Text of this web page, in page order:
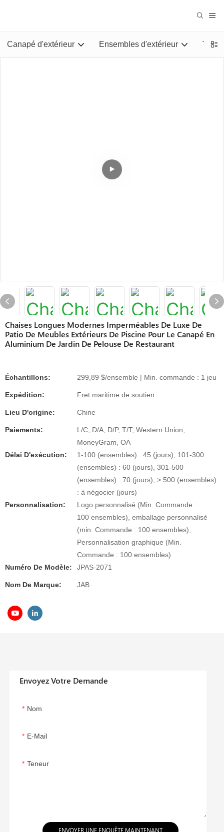
Canapé d'extérieur Ensembles d'extérieur
Chaises Longues Modernes Imperméables De Luxe De
Patio De Meubles Extérieurs De Piscine Pour Le Canapé En
Aluminium De Jardin De Pelouse De Restaurant
Échantillons: 299,89 $/ensemble | Min. commande : 1 jeu
Expédition: Fret maritime de soutien
Lieu D'origine: Chine
Paiements:
L/C, D/A, D/P, T/T, Western Union,
MoneyGram, OA
Délai D'exécution:
1-100 (ensembles) : 45 (jours), 101-300
(ensembles) : 60 (jours), 301-500
(ensembles) : 70 (jours), > 500 (ensembles)
: à négocier (jours)
Personnalisation:
Logo personnalisé (Min. Commande :
100 ensembles), emballage personnalisé
(min. Commande : 100 ensembles),
Personnalisation graphique (Min.
Commande : 100 ensembles)
Numéro De Modèle:
JPAS-2071
Nom De Marque: JAB
Envoyez Votre Demande
Nom
E-Mail
Teneur
ENVOYER UNE ENQUÊTE MAINTENANT